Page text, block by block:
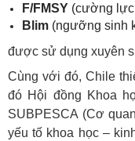
F/FMSY (cường lực
Blim (ngưỡng sinh
được sử dụng xuyên
Cùng với đó, Chile
đó Hội đồng Khoa
SUBPESCA (Cơ
yếu tố khoa học –